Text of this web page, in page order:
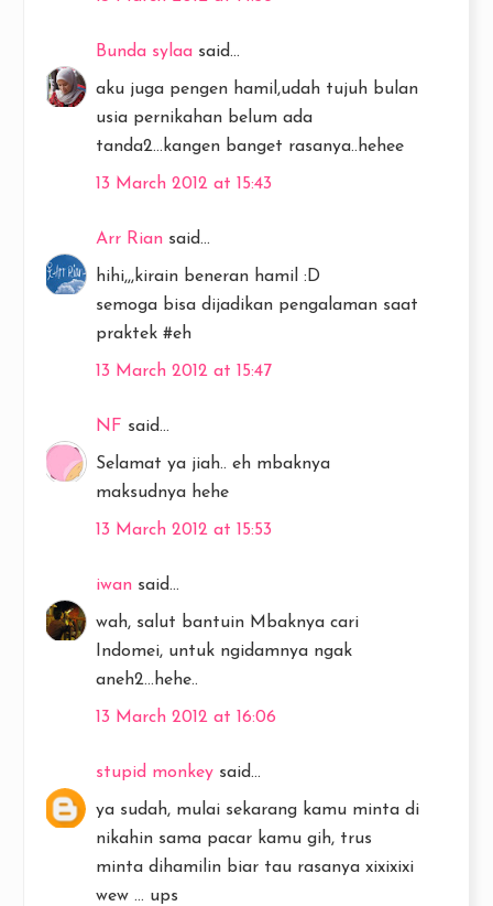
Bunda sylaa said...
aku juga pengen hamil,udah tujuh bulan
usia pernikahan belum ada
tanda2...kangen banget rasanya..hehee
13 March 2012 at 15:43
Arr Rian said...
hihi,,,kirain beneran hamil :D
semoga bisa dijadikan pengalaman saat
praktek #eh
13 March 2012 at 15:47
NF said...
Selamat ya jiah.. eh mbaknya
maksudnya hehe
13 March 2012 at 15:53
iwan said...
wah, salut bantuin Mbaknya cari
Indomei, untuk ngidamnya ngak
aneh2...hehe..
13 March 2012 at 16:06
stupid monkey said...
ya sudah, mulai sekarang kamu minta di
nikahin sama pacar kamu gih, trus
minta dihamilin biar tau rasanya xixixixi
wew ... ups